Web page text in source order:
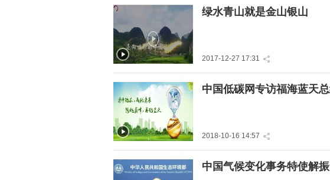
" title="绿水青山就是金山
绿水青山就是金山银山
2017-12-27 17:31
" title="中国低碳网专访福
海蓝天总经理牟向峰">
中国低碳网专访福海蓝天
2018-10-16 14:57
" title="中国气候变化事务
特使解振华在诺贝尔可持
中国气候变化事务特使解